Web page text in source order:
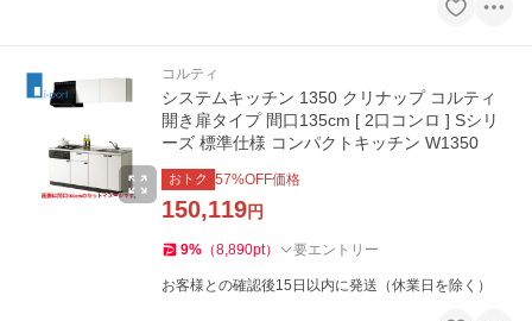
コルティ
システムキッチン 1350 クリナップ コルティ
開き扉タイプ 間口135cm [ 2口コンロ ] Sシリ
ーズ 標準仕様 コンパクトキッチン W1350
おトク 57%OFF価格
150,119円
9% （8,890pt） 要エントリー
お客様との確認後15日以内に発送（休業日を除く）